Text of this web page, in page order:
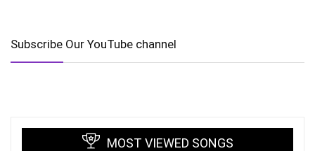
Subscribe Our YouTube channel
MOST VIEWED SONGS